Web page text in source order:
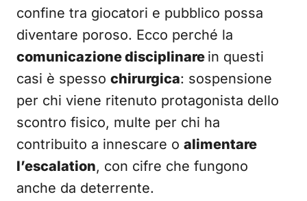
confine tra giocatori e pubblico possa
diventare poroso. Ecco perché la
comunicazione disciplinare in questi
casi è spesso chirurgica: sospensione
per chi viene ritenuto protagonista dello
scontro fisico, multe per chi ha
contribuito a innescare o alimentare
l’escalation, con cifre che fungono
anche da deterrente.